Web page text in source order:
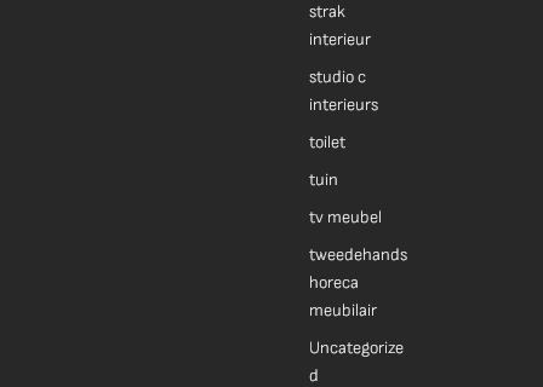
strak
interieur
studio c
interieurs
toilet
tuin
tv meubel
tweedehands
horeca
meubilair
Uncategorize
d